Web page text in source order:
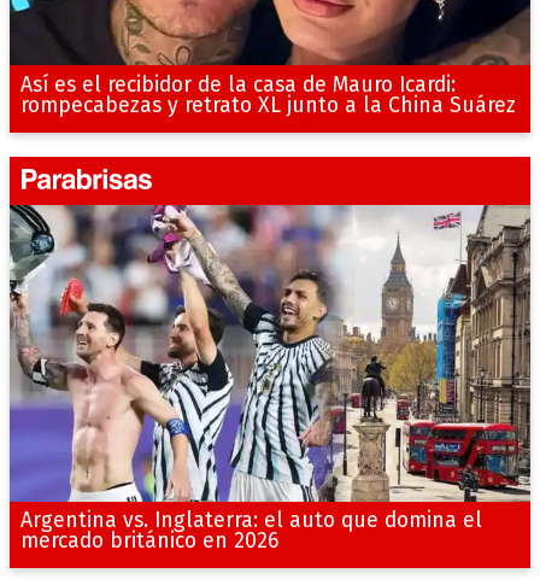
Así es el recibidor de la casa de Mauro Icardi:
rompecabezas y retrato XL junto a la China Suárez
Argentina vs. Inglaterra: el auto que domina el
mercado británico en 2026